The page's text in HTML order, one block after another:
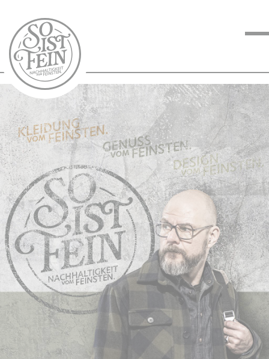
NACHHALTIGKEIT
VOM FEINSTEN
KOCHEN VOM
FEINSTEN
BLOG
KONTAKT